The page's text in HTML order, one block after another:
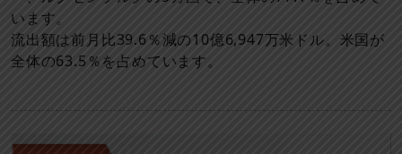
います。
流出額は前月比39.6％減の10億6,947万米ドル。米国が
全体の63.5％を占めています。